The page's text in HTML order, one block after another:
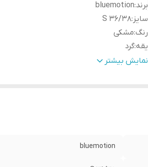
برند:
bluemotion
سایز :
S 36/38
رنگ:مشکی
یقه:گرد
جنیست:دخترانه، زنانهنمایش بیشتر
bluemotion